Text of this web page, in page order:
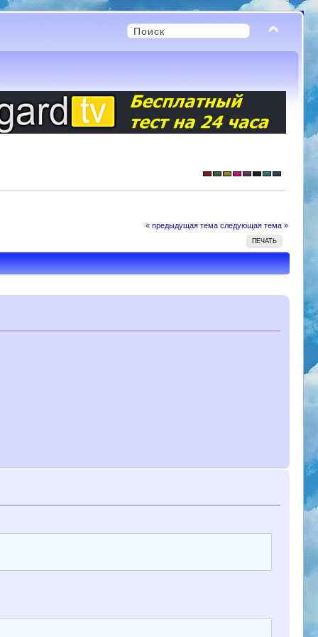
« предыдущая тема следующая тема »
ПЕЧАТЬ